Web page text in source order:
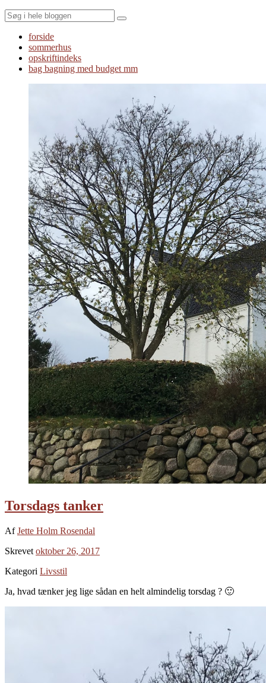
Search
forside
sommerhus
opskriftindeks
bag bagning med budget mm
Torsdags tanker
AfJette Holm Rosendal
Skrevet oktober 26, 2017
Kategori Livsstil
Ja, hvad tænker jeg lige sådan en helt almindelig torsdag ? 🙂